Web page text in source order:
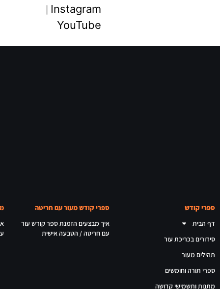
Instagram
YouTube
ספרי קודש
דף הבית
סידורים בכריכת עור
תהילים מעור
ספרי תורה וחומשים
מתנות ותשמישי קדושה
ספרי קודש מעור עם חריטה
איך מבצעים הזמנת ספר קודש עור
עם חריטה / הטבעה אישית